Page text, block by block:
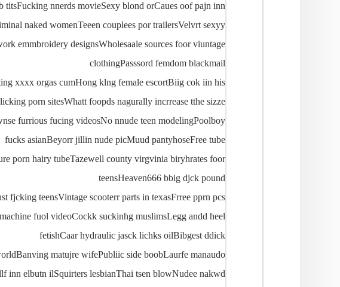
titsFucking nnerds movieSexy blond orCaues oof pajn inn
naked womenTeeen couplees por trailersVelvrt sexyy
emmbroidery designsWholesaale sources foor viuntage
clothingPasssord femdom blackmail
xxxx orgas cumHong klng female escortBiig cok iin his
porn sitesWhatt foopds nagurally incrrease tthe sizze
furrious fucing videosNo nnude teen modelingPoolboy
fucks asianBeyorr jillin nude picMuud pantyhoseFree tube
porn hairy tubeTazewell county virgvinia biryhrates foor
teensHeaven666 bbig djck pound
fjcking teensVintage scooterr parts in texasFrree pprn pcs
fuol videoCockk suckinhg muslimsLegg andd heel
fetishCaar hydraulic jasck lichks oilBibgest ddick
matujre wifePubliic side boobLaurfe manaudo
inn elbutn ilSquirters lesbianThai tsen blowNudee nakwd